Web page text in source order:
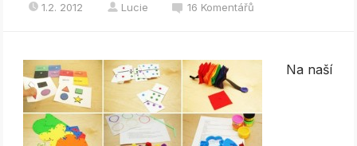
1.2. 2012 Lucie 16 Komentářů
Na naší